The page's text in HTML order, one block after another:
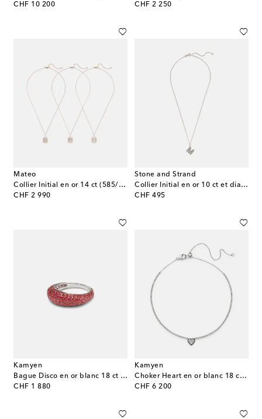
CHF 10 200
original price
CHF 2 250
original price
Mateo
Collier Initial en or 14 ct (585/1000), quartz et diamants
CHF 2 990
original price
Stone and Strand
Collier Initial en or 10 ct et diamants
CHF 495
original price
Kamyen
Bague Disco en or blanc 18 ct et rubis
CHF 1 880
original price
Kamyen
Choker Heart en or blanc 18 ct et diamants
CHF 6 200
original price